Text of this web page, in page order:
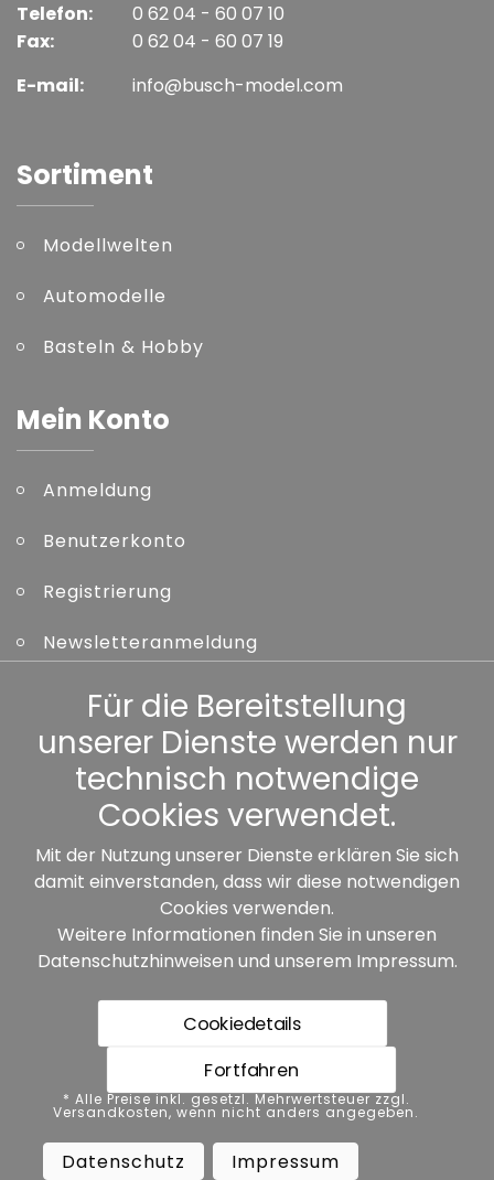
Telefon:
Fax:
0 62 04 - 60 07 10
0 62 04 - 60 07 19
E-mail:
info@busch-model.com
Sortiment
Modellwelten
Automodelle
Basteln & Hobby
Mein Konto
Anmeldung
Benutzerkonto
Registrierung
Newsletteranmeldung
Kennwort vergessen
Sonstiges
Unsere Partner:
* Alle Preise inkl. gesetzl. Mehrwertsteuer zzgl.
Versandkosten, wenn nicht anders angegeben.
Datenschutz Impressum
Für die Bereitstellung
unserer Dienste werden nur
technisch notwendige
Cookies verwendet.
Mit der Nutzung unserer Dienste erklären Sie sich
damit einverstanden, dass wir diese notwendigen
Cookies verwenden.
Weitere Informationen finden Sie in unseren
Datenschutzhinweisen und unserem Impressum.
Cookiedetails
Fortfahren
* Alle Preise inkl. gesetzl. Mehrwertsteuer zzgl.
Versandkosten, wenn nicht anders angegeben.
Datenschutz Impressum